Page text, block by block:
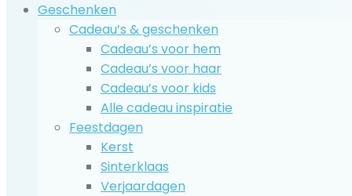
Geschenken
Cadeau’s & geschenken
Cadeau’s voor hem
Cadeau’s voor haar
Cadeau’s voor kids
Alle cadeau inspiratie
Feestdagen
Kerst
Sinterklaas
Verjaardagen